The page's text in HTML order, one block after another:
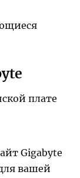
плате
Gigabyte
вашей